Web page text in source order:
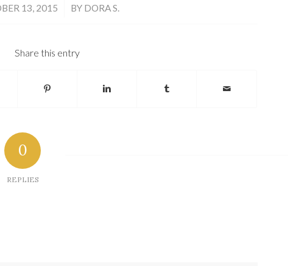
13, 2015
/ BY DORA S.
Share this entry
0
REPLIES